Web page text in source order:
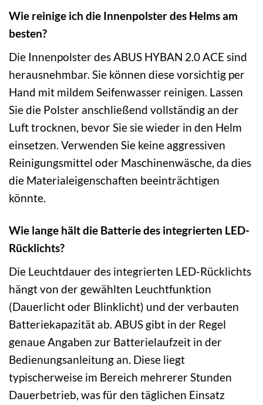
Wie reinige ich die Innenpolster des Helms am
besten?
Die Innenpolster des ABUS HYBAN 2.0 ACE sind
herausnehmbar. Sie können diese vorsichtig per
Hand mit mildem Seifenwasser reinigen. Lassen
Sie die Polster anschließend vollständig an der
Luft trocknen, bevor Sie sie wieder in den Helm
einsetzen. Verwenden Sie keine aggressiven
Reinigungsmittel oder Maschinenwäsche, da dies
die Materialeigenschaften beeinträchtigen
könnte.
Wie lange hält die Batterie des integrierten LED-
Rücklichts?
Die Leuchtdauer des integrierten LED-Rücklichts
hängt von der gewählten Leuchtfunktion
(Dauerlicht oder Blinklicht) und der verbauten
Batteriekapazität ab. ABUS gibt in der Regel
genaue Angaben zur Batterielaufzeit in der
Bedienungsanleitung an. Diese liegt
typischerweise im Bereich mehrerer Stunden
Dauerbetrieb, was für den täglichen Einsatz